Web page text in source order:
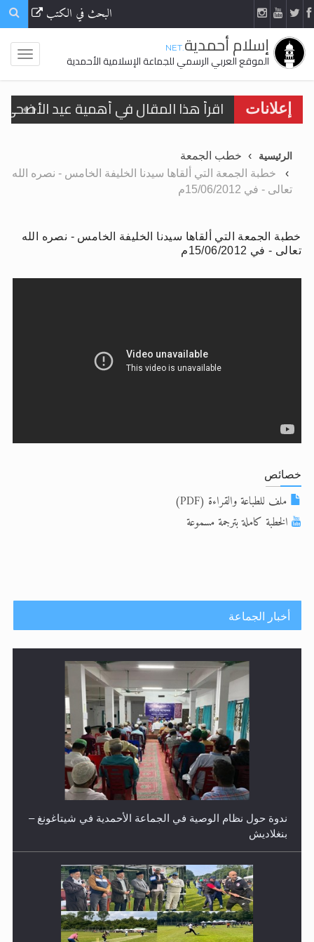
البحث في الكتب
إسلام أحمدية.NET
الموقع العربي الرسمي للجماعة الإسلامية الأحمدية
إعلانات
الحجّ.. دلالات، حِكم، وأهداف >> المزيد
تعميم هامّ لأفراد الجماعة >> المزيد
اقرأ هذا الكتاب وتعرّف على حقيقة
اقرأ هذا المقال في أهمية عيد
اقرأ هذا المقال في أهمية عيد
الرئيسية
خطب الجمعة
خطبة الجمعة التي ألقاها سيدنا الخليفة الخامس - نصره الله
تعالى - في 15/06/2012م
خطبة الجمعة التي ألقاها سيدنا الخليفة الخامس - نصره الله
تعالى - في 15/06/2012م
خصائص
ملف للطباعة والقراءة (PDF)
الخطبة كاملة بترجمة مسموعة
أخبار الجماعة
ندوة حول نظام الوصية في الجماعة الأحمدية في شيتاغونغ –
بنغلاديش